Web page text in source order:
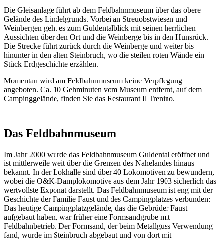
Die Gleisanlage führt ab dem Feldbahnmuseum über das obere
Gelände des Lindelgrunds. Vorbei an Streuobstwiesen und
Weinbergen geht es zum Guldentalblick mit seinen herrlichen
Aussichten über den Ort und die Weinberge bis in den Hunsrück.
Die Strecke führt zurück durch die Weinberge und weiter bis
hinunter in den alten Steinbruch, wo die steilen roten Wände ein
Stück Erdgeschichte erzählen.
Momentan wird am Feldbahnmuseum keine Verpflegung
angeboten. Ca. 10 Gehminuten vom Museum entfernt, auf dem
Campinggelände, finden Sie das Restaurant Il Trenino.
Das Feldbahnmuseum
Im Jahr 2000 wurde das Feldbahnmuseum Guldental eröffnet und
ist mittlerweile weit über die Grenzen des Nahelandes hinaus
bekannt. In der Lokhalle sind über 40 Lokomotiven zu bewundern,
wobei die O&K-Damplokomotive aus dem Jahr 1903 sicherlich das
wertvollste Exponat darstellt. Das Feldbahnmuseum ist eng mit der
Geschichte der Familie Faust und des Campingplatzes verbunden:
Das heutige Campingplatzgelände, das die Gebrüder Faust
aufgebaut haben, war früher eine Formsandgrube mit
Feldbahnbetrieb. Der Formsand, der beim Metallguss Verwendung
fand, wurde im Steinbruch abgebaut und von dort mit